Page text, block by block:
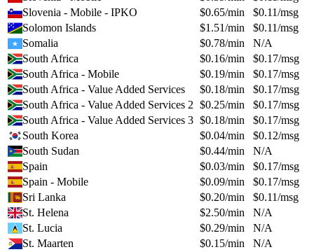
Slovenia - Mobile - IPKO
$0.65/min $0.11/msg
Solomon Islands
$1.51/min $0.11/msg
Somalia
$0.78/min
N/A
South Africa
$0.16/min $0.17/msg
South Africa - Mobile
$0.19/min $0.17/msg
South Africa - Value Added Services
$0.18/min $0.17/msg
South Africa - Value Added Services 2 $0.25/min $0.17/msg
South Africa - Value Added Services 3 $0.18/min $0.17/msg
South Korea
$0.04/min $0.12/msg
South Sudan
$0.44/min
N/A
Spain
$0.03/min $0.17/msg
Spain - Mobile
$0.09/min $0.17/msg
Sri Lanka
$0.20/min $0.11/msg
St. Helena
$2.50/min
N/A
St. Lucia
$0.29/min
N/A
St. Maarten
$0.15/min
N/A